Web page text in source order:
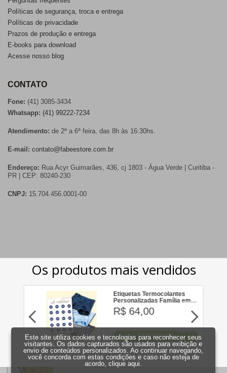
Políticas de segurança, troca e entrega
Políticas de privacidade
Prazos de produção e entrega
E-books para download
Acesse nosso blog
CONTATO
Fone: (41) 3085-3434
Whatsapp: (41) 99222-7234
Atendimento: de 2ª a 6ª feira, das 8h às 16:30hs.
E-mail: contato@fabeestore.com.br
Endereço: Rua Acyr Guimarães, 436, cj 1803 - Água Verde | Curitiba -
PR | CEP: 80240-230
CNPJ: 15.704.456.0001-00
Este site utiliza cookies e tecnologias para reconhecer seus
visitantes. Os dados capturados são usados para exibição e
envio de conteúdos personalizados. Ao continuar navegando,
você concorda com estas condições e caso não esteja de
acordo,clique aqui.